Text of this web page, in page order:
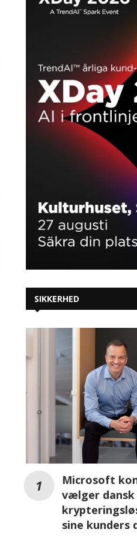
AI presser datacentre: Vertiv
GreenScale lancerer AI-
SIKKERHED
Microsoft
vælger dansk
sine kunders